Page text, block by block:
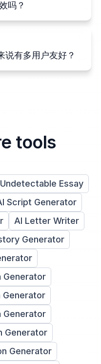
吗？
有多用户友好？
tools
Undetectable Essay
Script Generator
AI Letter Writer
Generator
Generator
Generator
Generator
Generator
Generator